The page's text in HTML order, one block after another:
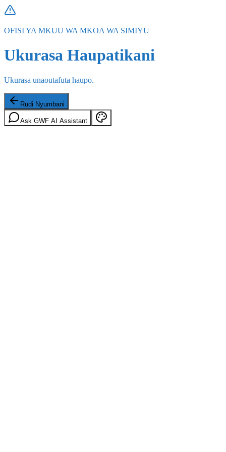
OFISI YA MKUU WA MKOA WA SIMIYU
Ukurasa Haupatikani
Ukurasa unaoutafuta haupo.
Rudi Nyumbani
Ask GWF AI Assistant